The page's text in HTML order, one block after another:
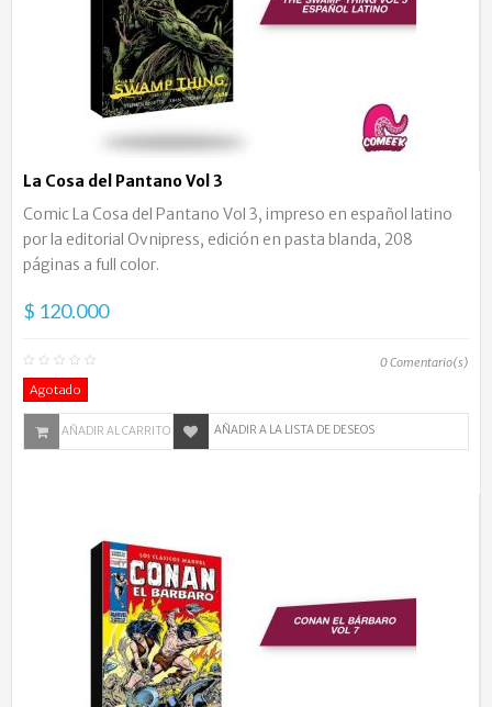
La Cosa del Pantano Vol 3
Comic La Cosa del Pantano Vol 3, impreso en español latino
por la editorial Ovnipress, edición en pasta blanda, 208
páginas a full color.
$ 120.000
0Comentario(s)
Agotado
AÑADIR AL CARRITO AÑADIR A LA LISTA DE DESEOS